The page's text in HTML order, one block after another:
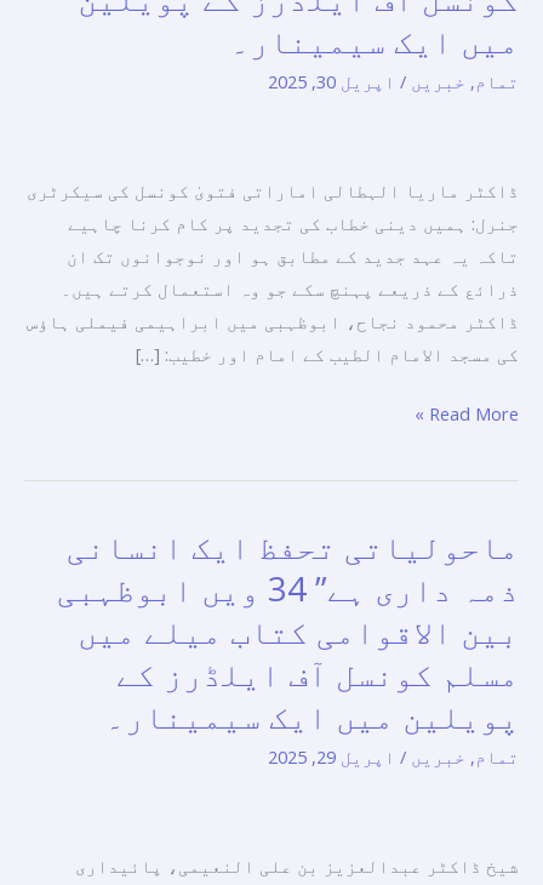
میں ایک سیمینار۔
تمام, خبریں / اپریل 30, 2025
ڈاکٹر ماریا الہطالی اماراتی فتویٰ کونسل کی سیکرٹری
جنرل: ہمیں دینی خطاب کی تجدید پر کام کرنا چاہیے
تاکہ یہ عہد جدید کے مطابق ہو اور نوجوانوں تک ان
ذرائع کے ذریعے پہنچ سکے جو وہ استعمال کرتے ہیں۔
ڈاکٹر محمود نجاح، ابوظہبی میں ابراہیمی فیملی ہاؤس
کی مسجد الامام الطیب کے امام اور خطیب: […]
مذاہب
کا
بین
الاقوامی
کتاب
میلے
میں
مسلم
آف
کے
میں
ایک
Read More »
ماحولیاتی تحفظ ایک انسانی
ذمہ داری ہے” 34 ویں ابوظہبی
بین الاقوامی کتاب میلے میں
مسلم کونسل آف ایلڈرز کے
پویلین میں ایک سیمینار۔
تمام, خبریں / اپریل 29, 2025
شیخ ڈاکٹر عبدالعزیز بن علی النعیمی، پائیداری
ماحولیاتی
ایک
انسانی
ہے”
34
بین